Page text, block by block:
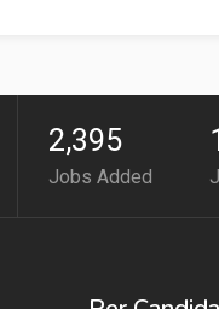
2,395
Jobs Added